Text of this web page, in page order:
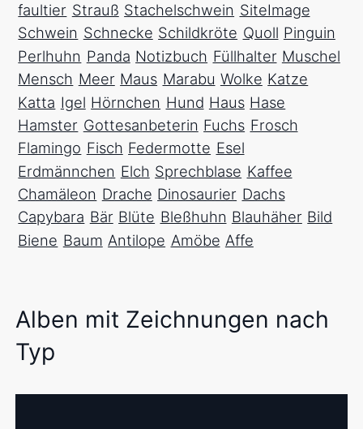
faultier Strauß Stachelschwein SiteImage
Schwein Schnecke Schildkröte Quoll Pinguin
Perlhuhn Panda Notizbuch Füllhalter Muschel
Mensch Meer Maus Marabu Wolke Katze
Katta Igel Hörnchen Hund Haus Hase
Hamster Gottesanbeterin Fuchs Frosch
Flamingo Fisch Federmotte Esel
Erdmännchen Elch Sprechblase Kaffee
Chamäleon Drache Dinosaurier Dachs
Capybara Bär Blüte Bleßhuhn Blauhäher Bild
Biene Baum Antilope Amöbe Affe
Alben mit Zeichnungen nach
Typ